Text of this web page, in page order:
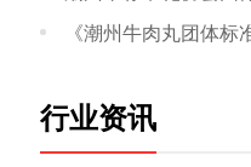
行业资讯